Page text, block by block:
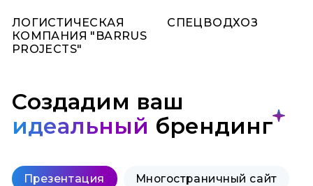
ЛОГИСТИЧЕСКАЯ
КОМПАНИЯ "BARRUS
PROJECTS"
СПЕЦВОДХОЗ
Создадим ваш
идеальный брендинг
Презентация Многостраничный сайт